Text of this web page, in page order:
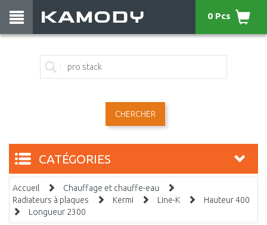
CHERCHER
0 Pcs
CATÉGORIES
Accueil
Chauffage et chauffe-eau
Radiateurs à plaques
Kermi Line-K
Hauteur 400
Longueur 2300